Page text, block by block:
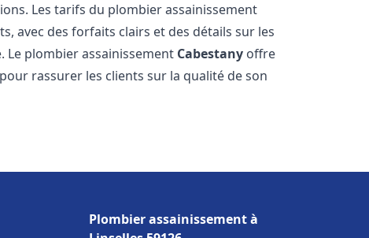
Les tarifs du plombier assainissement
avec des forfaits clairs et des détails sur les
plombier assainissement Cabestany offre
rassurer les clients sur la qualité de son
Plombier assainissement à